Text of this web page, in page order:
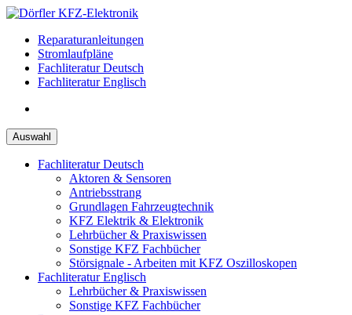
Zum
springenReparaturanleitungen
Stromlaufpläne
Fachliteratur Deutsch
Fachliteratur Englisch
Auswahl
Fachliteratur Deutsch
Aktoren & Sensoren
Antriebsstrang
Grundlagen Fahrzeugtechnik
KFZ Elektrik & Elektronik
Lehrbücher & Praxiswissen
Sonstige KFZ Fachbücher
Störsignale - Arbeiten mit KFZ Oszilloskopen
Fachliteratur Englisch
Lehrbücher & Praxiswissen
Sonstige KFZ Fachbücher